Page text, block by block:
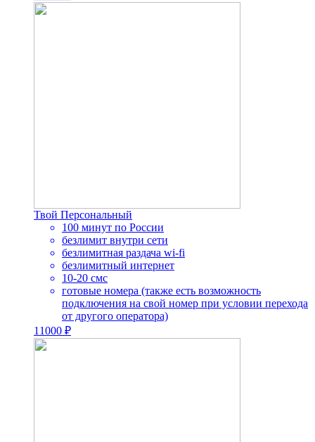
Твой Персональный
100 минут по России
безлимит внутри сети
безлимитная раздача wi-fi
безлимитный интернет
10-20 смс
готовые номера (также есть возможность
подключения на свой номер при условии перехода
от другого оператора)
11000 ₽